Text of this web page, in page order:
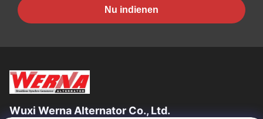
Nu indienen
Wuxi Werna Alternator Co., Ltd.